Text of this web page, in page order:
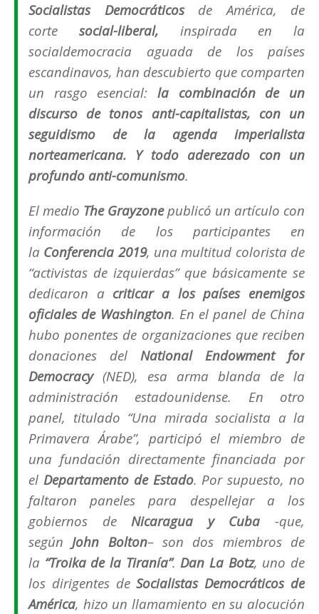
Socialistas Democráticosde América, de
corte social-liberal, inspirada en la
socialdemocracia aguada de los países
escandinavos, han descubierto que comparten
un rasgo esencial: la combinación de un
discurso de tonos anti-capitalistas, con un
seguidismo de la agenda imperialista
norteamericana. Y todo aderezado con un
profundo anti-comunismo.
El medio The Grayzonepublicó un artículo con
información de los participantes en
la Conferencia 2019, una multitud colorista de
“activistas de izquierdas” que básicamente se
dedicaron a criticar a los países enemigos
oficiales de Washington. En el panel de China
hubo ponentes de organizaciones que reciben
donaciones del National Endowment for
Democracy (NED), esa arma blanda de la
administración estadounidense. En otro
panel, titulado “Una mirada socialista a la
Primavera Árabe”, participó el miembro de
una fundación directamente financiada por
el Departamento de Estado. Por supuesto, no
faltaron paneles para despellejar a los
gobiernos de Nicaragua y Cuba-que,
según John Bolton– son dos miembros de
la “Troika de la Tiranía”. Dan La Botz, uno de
los dirigentes deSocialistas Democráticos de
América, hizo un llamamiento en su alocución